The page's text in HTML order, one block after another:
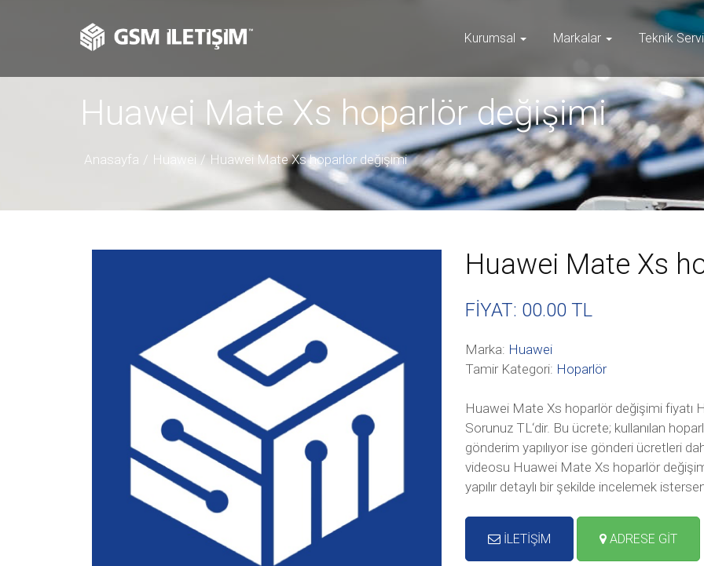
Kurumsal Markalar Teknik
Huawei Mate Xs hoparlör değişimi
Anasayfa Huawei Huawei Mate Xs hoparlör değişimi
Huawei Mate Xs
FİYAT: 00.00 TL
Marka: Huawei
Tamir Kategori: Hoparlör
Huawei Mate Xs hoparlör değişimi fiyatı
Sorunuz TL‘dir. Bu ücrete; kullanılan
gönderim yapılıyor ise gönderi ücretleri
videosu Huawei Mate Xs hoparlör
yapılır detaylı bir şekilde incelemek
İLETİŞİM ADRESE GİT